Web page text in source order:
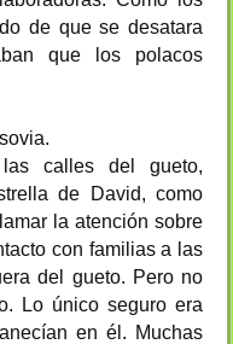
de que se desatara
que los polacos
calles del gueto,
de David, como
la atención sobre
con familias a las
del gueto. Pero no
Lo único seguro era
en él. Muchas